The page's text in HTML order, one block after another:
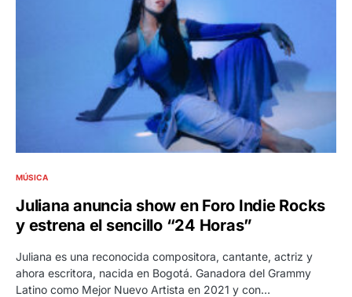
MÚSICA
Juliana anuncia show en Foro Indie Rocks
y estrena el sencillo “24 Horas”
Juliana es una reconocida compositora, cantante, actriz y
ahora escritora, nacida en Bogotá. Ganadora del Grammy
Latino como Mejor Nuevo Artista en 2021 y con…